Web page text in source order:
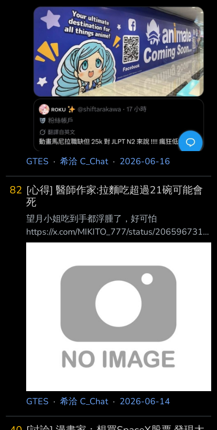
GTES · 希洽 C_Chat· 2026-06-16
82 [心得] 醫師作家:拉麵吃超過21碗可能會
死
望月小姐吃到手都浮腫了，好可怕
https://x.com/MIKITO_777/status/2065967312
415740369 這次的もちづきさん，吃了〇〇碗
〇〇碗，攝取了約100g的鹽分。 再加上之前的
水炊き等，一晚就會超過150g 鹽的半數致死量
是150g，所以攝取了50%會死亡的量 --
GTES · 希洽 C_Chat· 2026-06-14